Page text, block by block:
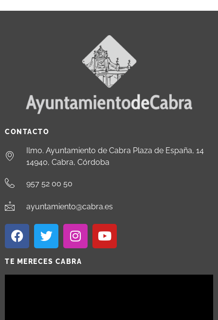
CONTACTO
Ilmo. Ayuntamiento de Cabra Plaza de España, 14
14940, Cabra, Córdoba
957 52 00 50
ayuntamiento@cabra.es
TE MERECES CABRA